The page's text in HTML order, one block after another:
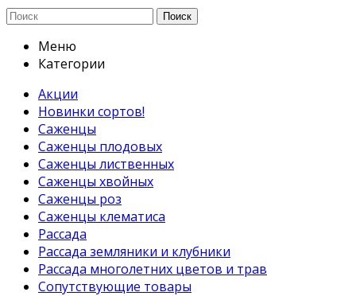
Поиск
Меню
Категории
Акции
Новинки сортов!
Саженцы
Саженцы плодовых
Саженцы лиственных
Саженцы хвойных
Саженцы роз
Саженцы клематиса
Рассада
Рассада земляники и клубники
Рассада многолетних цветов и трав
Сопутствующие товары